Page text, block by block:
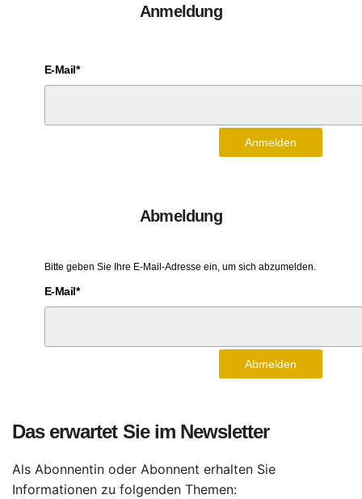
Anmeldung
E-Mail*
Anmelden
Abmeldung
Bitte geben Sie Ihre E-Mail-Adresse ein, um sich abzumelden.
E-Mail*
Abmelden
Das erwartet Sie im Newsletter
Als Abonnentin oder Abonnent erhalten Sie
Informationen zu folgenden Themen: